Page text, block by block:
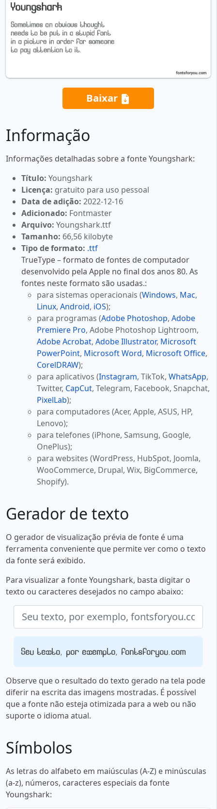
Baixar
Informação
Informações detalhadas sobre a fonte Youngshark:
Título: Youngshark
Licença: gratuito para uso pessoal
Data de adição: 2022-12-16
Adicionado: Fontmaster
Arquivo: Youngshark.ttf
Tamanho: 66,56 kilobyte
Tipo de formato: .ttf
TrueType – formato de fontes de computador
desenvolvido pela Apple no final dos anos 80. As
fontes neste formato são usadas.:
para sistemas operacionais (Windows, Mac,
Linux, Android, iOS);
para programas (Adobe Photoshop, Adobe
Premiere Pro, Adobe Photoshop Lightroom,
Adobe Acrobat, Adobe Illustrator, Microsoft
PowerPoint, Microsoft Word, Microsoft Office,
CorelDRAW);
para aplicativos (Instagram, TikTok, WhatsApp,
Twitter, CapCut, Telegram, Facebook, Snapchat,
PixelLab);
para computadores (Acer, Apple, ASUS, HP,
Lenovo);
para telefones (iPhone, Samsung, Google,
OnePlus);
para websites (WordPress, HubSpot, Joomla,
WooCommerce, Drupal, Wix, BigCommerce,
Shopify).
Gerador de texto
O gerador de visualização prévia de fonte é uma
ferramenta conveniente que permite ver como o texto
da fonte será exibido.
Para visualizar a fonte Youngshark, basta digitar o
texto ou caracteres desejados no campo abaixo:
Seu texto, por exemplo, fontsforyou.com
Observe que o resultado do texto gerado na tela pode
diferir na escrita das imagens mostradas. É possível
que a fonte não esteja otimizada para a web ou não
suporte o idioma atual.
Símbolos
As letras do alfabeto em maiúsculas (A-Z) e minúsculas
(a-z), números, caracteres especiais da fonte
Youngshark: